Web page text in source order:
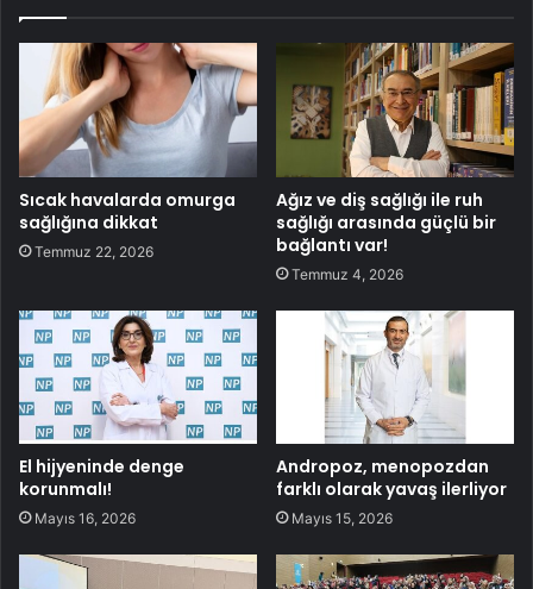
Sıcak havalarda omurga
sağlığına dikkat
Temmuz 22, 2026
Ağız ve diş sağlığı ile ruh
sağlığı arasında güçlü bir
bağlantı var!
Temmuz 4, 2026
El hijyeninde denge
korunmalı!
Mayıs 16, 2026
Andropoz, menopozdan
farklı olarak yavaş ilerliyor
Mayıs 15, 2026